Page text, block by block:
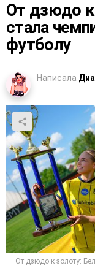
От дзюдо к
стала
футболу
Написала
От дзюдо к золоту: